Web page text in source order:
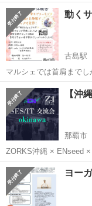
間 15時から21時まで 前回好評だったシートエクステの体験会させて
頂きます。
沖縄 那覇市 古
動く
古島駅
マルシェでは首肩まで
いいを体験して頂きた
やります❣️ 個室なので、肩甲
所 カフェソイラボさん
沖縄 那覇市 古島
【沖
那覇市
ZORKS沖縄 × ENseed
換の交流会です。 当日はアル
以下にな
沖縄 那覇市 そ
ヨー